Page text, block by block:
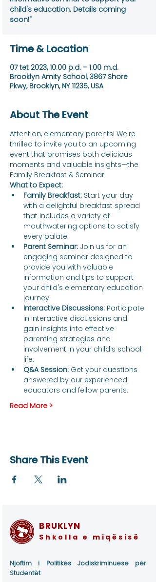
child's education. Details coming
soon!"
Time & Location
07 tet 2023, 10:00 p.d. – 1:00 m.d.
Brooklyn Amity School, 3867 Shore
Pkwy, Brooklyn, NY 11235, USA
About The Event
Attention, elementary parents! We're
thrilled to invite you to an upcoming
event that promises both delicious
moments and valuable insights—the
Family Breakfast & Seminar.
What to Expect:
Family Breakfast: Start your day
with a delightful breakfast spread
that includes a variety of
mouthwatering options to satisfy
every palate.
Parent Seminar: Join us for an
engaging seminar designed to
provide you with valuable
information and tips to support
your child's elementary education
journey.
Interactive Discussions: Participate
in interactive discussions and
gain insights into effective
parenting strategies and
involvement in your child's school
life.
Q&A Session: Get your questions
answered by our experienced
educators and fellow parents.
Read More >
Share This Event
BRUKLYN
Shkolla e miqësisë
Njoftim i Politikës Jodiskriminuese për
Studentët